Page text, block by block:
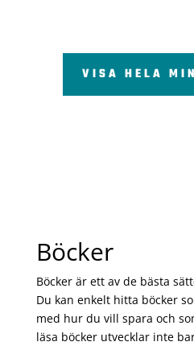
VISA HELA
Böcker
Böcker är ett av de bästa
Du kan enkelt hitta böcker
med hur du vill spara och
läsa böcker utvecklar inte